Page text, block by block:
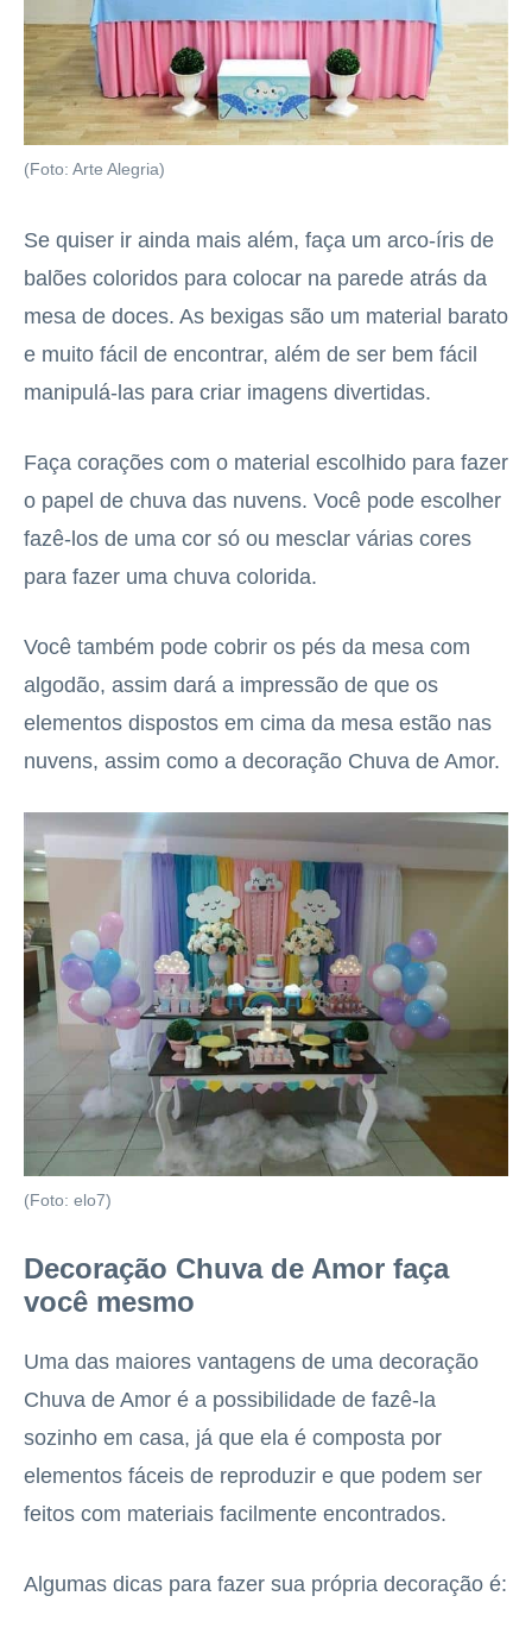
(Foto: Arte Alegria)
Se quiser ir ainda mais além, faça um arco-íris de
balões coloridos para colocar na parede atrás da
mesa de doces. As bexigas são um material barato
e muito fácil de encontrar, além de ser bem fácil
manipulá-las para criar imagens divertidas.
Faça corações com o material escolhido para fazer
o papel de chuva das nuvens. Você pode escolher
fazê-los de uma cor só ou mesclar várias cores
para fazer uma chuva colorida.
Você também pode cobrir os pés da mesa com
algodão, assim dará a impressão de que os
elementos dispostos em cima da mesa estão nas
nuvens, assim como a decoração Chuva de Amor.
(Foto: elo7)
Decoração Chuva de Amor faça
você mesmo
Uma das maiores vantagens de uma decoração
Chuva de Amor é a possibilidade de fazê-la
sozinho em casa, já que ela é composta por
elementos fáceis de reproduzir e que podem ser
feitos com materiais facilmente encontrados.
Algumas dicas para fazer sua própria decoração é: